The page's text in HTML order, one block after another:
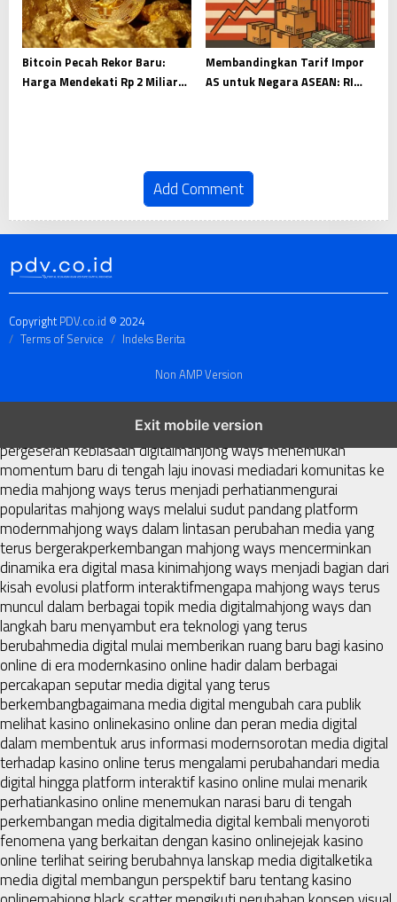
Bitcoin Pecah Rekor Baru:
Harga Mendekati Rp 2 Miliar
Membandingkan Tarif Impor
AS untuk Negara ASEAN: RI
Add Comment
CopyrightPDV.co.id © 2024
Terms of Service
Indeks Berita
Non AMP Version
Exit mobile version
fenomena mahjong ways muncul bersama
pergeseran kebiasaan digitalmahjong ways menemukan
momentum baru di tengah laju inovasi mediadari komunitas ke
media mahjong ways terus menjadi perhatianmengurai
popularitas mahjong ways melalui sudut pandang platform
modernmahjong ways dalam lintasan perubahan media yang
terus bergerakperkembangan mahjong ways mencerminkan
dinamika era digital masa kinimahjong ways menjadi bagian dari
kisah evolusi platform interaktifmengapa mahjong ways terus
muncul dalam berbagai topik media digitalmahjong ways dan
langkah baru menyambut era teknologi yang terus
berubahmedia digital mulai memberikan ruang baru bagi kasino
online di era modernkasino online hadir dalam berbagai
percakapan seputar media digital yang terus
berkembangbagaimana media digital mengubah cara publik
melihat kasino onlinekasino online dan peran media digital
dalam membentuk arus informasi modernsorotan media digital
terhadap kasino online terus mengalami perubahandari media
digital hingga platform interaktif kasino online mulai menarik
perhatiankasino online menemukan narasi baru di tengah
perkembangan media digitalmedia digital kembali menyoroti
fenomena yang berkaitan dengan kasino onlinejejak kasino
online terlihat seiring berubahnya lanskap media digitalketika
media digital membangun perspektif baru tentang kasino